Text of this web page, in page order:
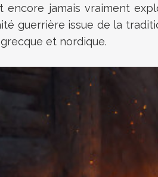
jamais vraiment
guerrière issue de la
et nordique.